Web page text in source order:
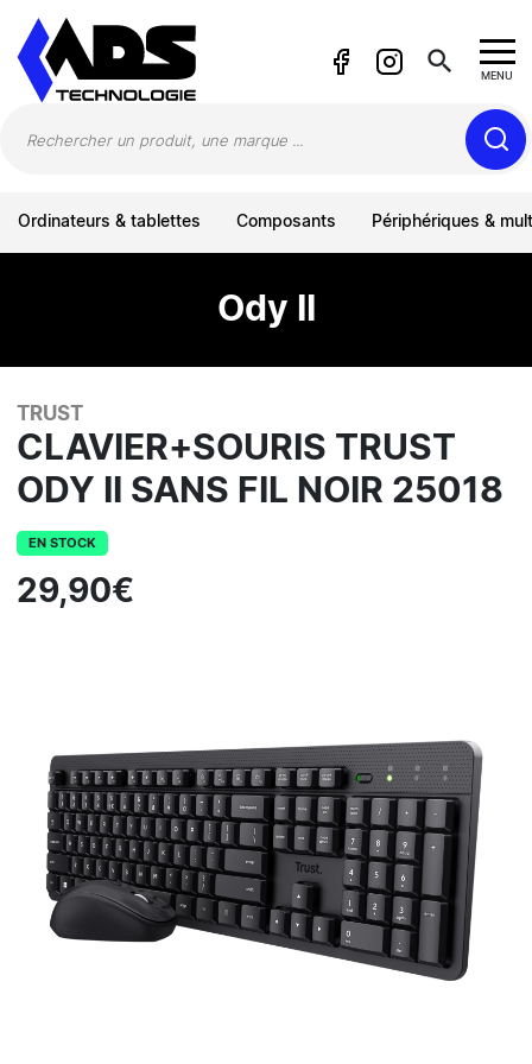
search MENU
Ordinateurs & tablettes Composants Périphériques &
Ody II
TRUST
CLAVIER+SOURIS TRUST
ODY II SANS FIL NOIR 25018
EN STOCK
29,90€